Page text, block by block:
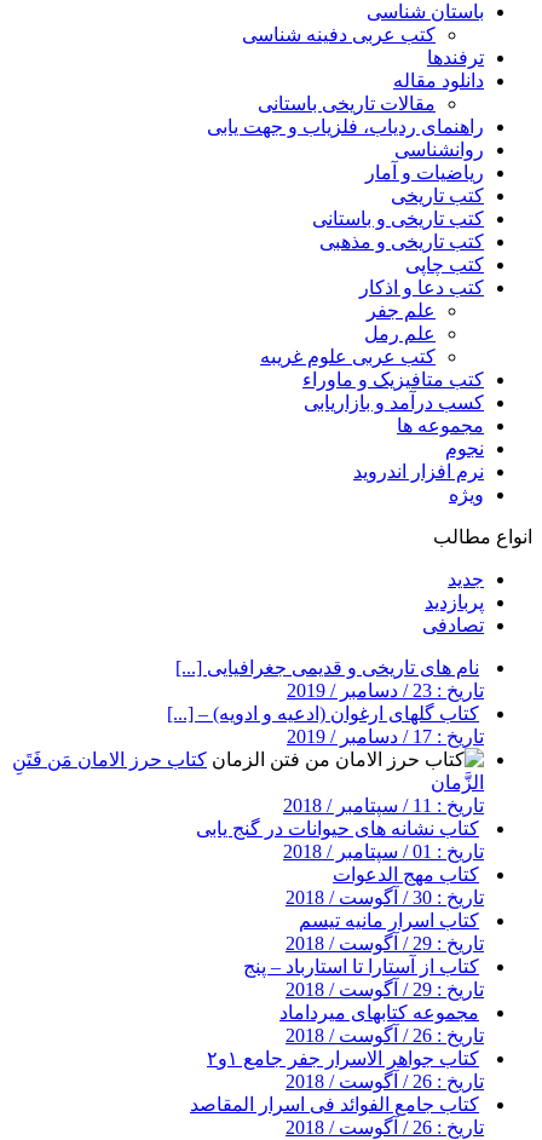
باستان شناسی
کتب عربی دفینه شناسی
ترفندها
دانلود مقاله
مقالات تاریخی باستانی
راهنمای ردیاب، فلزیاب و جهت یابی
روانشناسی
ریاضیات و آمار
کتب تاریخی
کتب تاریخی و باستانی
کتب تاریخی و مذهبی
کتب چاپی
کتب دعا و اذکار
علم جفر
علم رمل
کتب عربی علوم غریبه
کتب متافیزیک و ماوراء
کسب درآمد و بازاریابی
مجموعه ها
نجوم
نرم افزار اندروید
ویژه
انواع مطالب
جدید
پربازدید
تصادفی
نام های تاریخی و قدیمی جغرافیایی [...]
تاریخ : 23 / دسامبر / 2019
کتاب گلهای ارغوان (ادعیه و ادویه) – [...]
تاریخ : 17 / دسامبر / 2019
کتاب حرز الامان مَن فَتَنِ
الزَّمان
تاریخ : 11 / سپتامبر / 2018
کتاب نشانه های حیوانات در گنج یابی
تاریخ : 01 / سپتامبر / 2018
کتاب مهج الدعوات
تاریخ : 30 / آگوست / 2018
کتاب اسرار مانیه تیسم
تاریخ : 29 / آگوست / 2018
کتاب از آستارا تا استارباد – پنج
تاریخ : 29 / آگوست / 2018
مجموعه کتابهای میرداماد
تاریخ : 26 / آگوست / 2018
کتاب جواهر الاسرار جفر جامع ۱و۲
تاریخ : 26 / آگوست / 2018
کتاب جامع الفوائد فی اسرار المقاصد
تاریخ : 26 / آگوست / 2018